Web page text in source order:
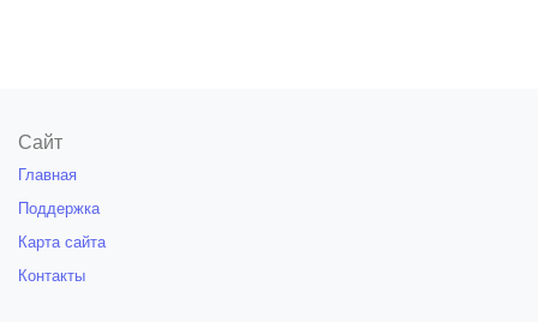
Сайт
Главная
Поддержка
Карта сайта
Контакты